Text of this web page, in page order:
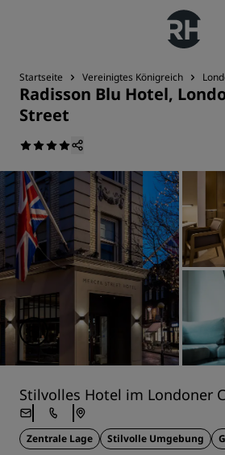
Startseite Vereinigtes Königreich
Radisson Blu Hotel,
Street
Stilvolles Hotel im Londoner
Zentrale Lage Stilvolle Umgebung